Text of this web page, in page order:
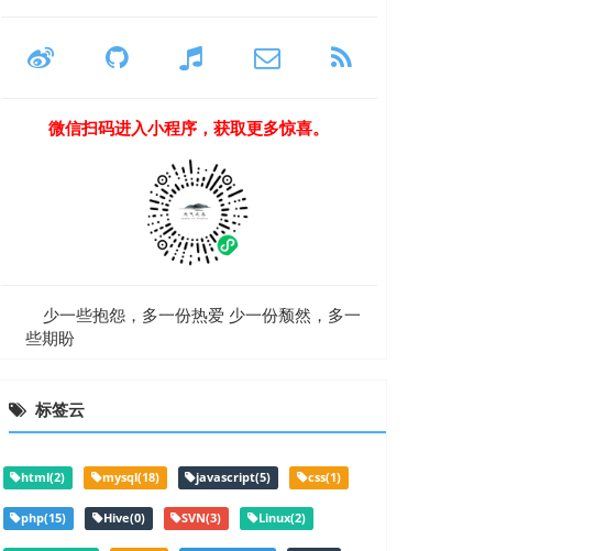
微信扫码进入小程序，获取更多惊喜。
少一些抱怨，多一份热爱 少一份颓然，多一
些期盼
标签云
html(2) mysql(18) javascript(5) css(1)
php(15) Hive(0) SVN(3) Linux(2)